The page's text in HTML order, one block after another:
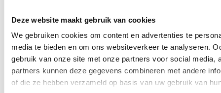
Deze website maakt gebruik van cookies
We gebruiken cookies om content en advertenties te
media te bieden en om ons websiteverkeer te analyseren.
gebruik van onze site met onze partners voor social media,
partners kunnen deze gegevens combineren met andere
of die ze hebben verzameld op basis van uw gebruik van
gevolge van bedrijfsstagnatie
Opdrachtnemer is niet aansprakelijk voor door
Opdrachtgever dan wel de deelnemer geleden
schade, van welke aard ook, indien
Opdrachtnemer bij de uitvoering van zijn
opdracht is uitgegaan van door Opdrachtgever